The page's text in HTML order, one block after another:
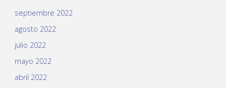
septiembre 2022
agosto 2022
julio 2022
mayo 2022
abril 2022